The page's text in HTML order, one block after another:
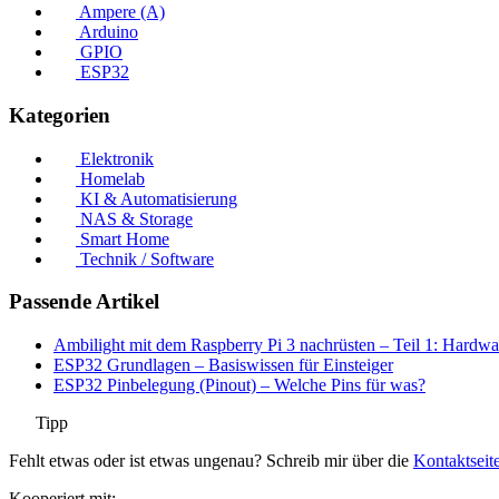
Ampere (A)
Arduino
GPIO
ESP32
Kategorien
Elektronik
Homelab
KI & Automatisierung
NAS & Storage
Smart Home
Technik / Software
Passende Artikel
Ambilight mit dem Raspberry Pi 3 nachrüsten – Teil 1:
ESP32 Grundlagen – Basiswissen für Einsteiger
ESP32 Pinbelegung (Pinout) – Welche Pins für was?
Tipp
Fehlt etwas oder ist etwas ungenau? Schreib mir über die